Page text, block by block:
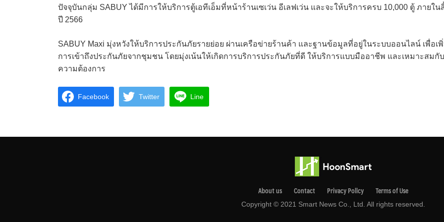
ปัจจุบันกลุ่ม SABUY ได้มีการให้บริการตู้เอทีเอ็มที่หน้าร้านเซเว่น อีเลฟเว่น และจะให้บริการครบ 10,000 ตู้ ภายใน
ปี 2566
SABUY Maxi มุ่งหวังให้บริการประกันภัยรายย่อย ผ่านเครือข่ายร้านค้า และฐานข้อมูลที่อยู่ในระบบออนไลน์ เพื่อเ
การเข้าถึงประกันภัยจากชุมชน โดยมุ่งเน้นให้เกิดการบริการประกันภัยที่ดี ให้บริการแบบมืออาชีพ และเหมาะสมกับ
ความต้องการ
Facebook Twitter Line
About us Contact Privacy Pollcy Terms of Use
Copyright © 2021 Smart News Co., Ltd. All rights reserved.